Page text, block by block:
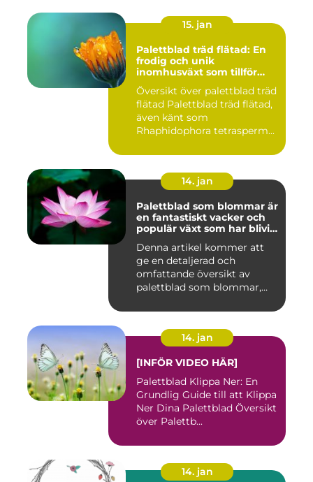
15. jan
Palettblad träd flätad: En
frodig och unik
inomhusväxt som tillför
färg till ditt hem
Översikt över palettblad träd
flätad Palettblad träd flätad,
även känt som
Rhaphidophora tetrasperm...
14. jan
Palettblad som blommar är
en fantastiskt vacker och
populär växt som har blivit
trädgårdsentusiaster runt
om i världen
Denna artikel kommer att
ge en detaljerad och
omfattande översikt av
palettblad som blommar,
14. jan
[INFÖR VIDEO HÄR]
Palettblad Klippa Ner: En
Grundlig Guide till att Klippa
Ner Dina Palettblad Översikt
över Palettb...
14. jan